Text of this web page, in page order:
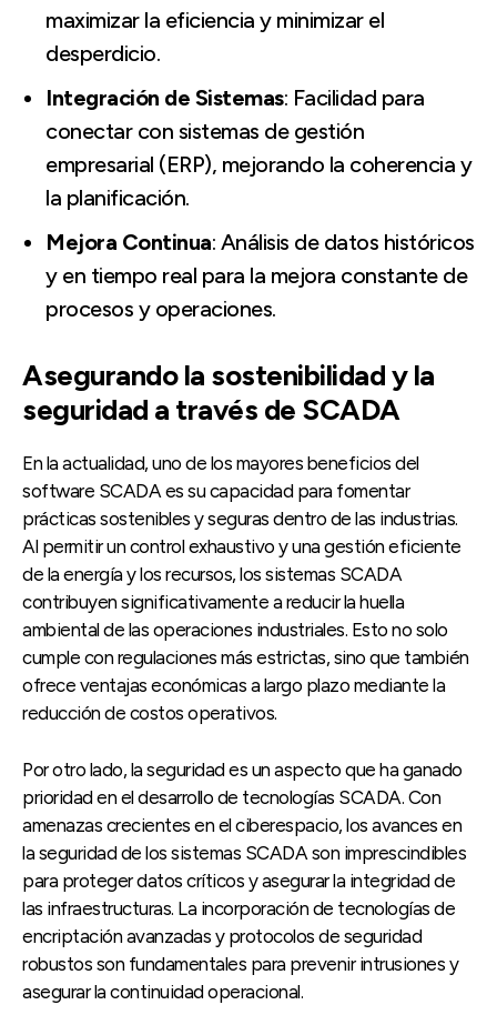
maximizar la eficiencia y minimizar el
desperdicio.
Integración de Sistemas: Facilidad para
conectar con sistemas de gestión
empresarial (ERP), mejorando la coherencia y
la planificación.
Mejora Continua: Análisis de datos históricos
y en tiempo real para la mejora constante de
procesos y operaciones.
Asegurando la sostenibilidad y la
seguridad a través de SCADA
En la actualidad, uno de los mayores beneficios del
software SCADA es su capacidad para fomentar
prácticas sostenibles y seguras dentro de las industrias.
Al permitir un control exhaustivo y una gestión eficiente
de la energía y los recursos, los sistemas SCADA
contribuyen significativamente a reducir la huella
ambiental de las operaciones industriales. Esto no solo
cumple con regulaciones más estrictas, sino que también
ofrece ventajas económicas a largo plazo mediante la
reducción de costos operativos.
Por otro lado, la seguridad es un aspecto que ha ganado
prioridad en el desarrollo de tecnologías SCADA. Con
amenazas crecientes en el ciberespacio, los avances en
la seguridad de los sistemas SCADA son imprescindibles
para proteger datos críticos y asegurar la integridad de
las infraestructuras. La incorporación de tecnologías de
encriptación avanzadas y protocolos de seguridad
robustos son fundamentales para prevenir intrusiones y
asegurar la continuidad operacional.